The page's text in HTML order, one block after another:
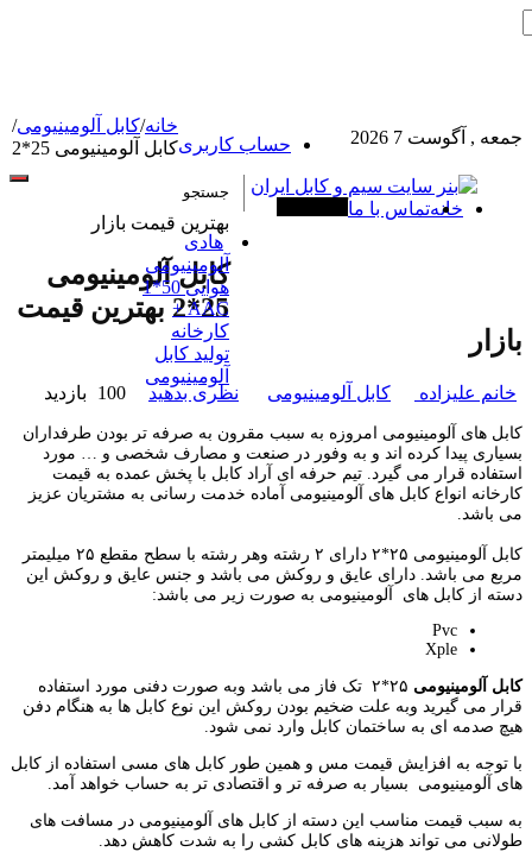
جمعه , آگوست 7 2026 حساب کاربری
خانهتماس با ما
هادی
آلومینیومی
هوایی 50*1
AAC +
کارخانه
تولید کابل
آلومینیومی
خانه/کابل آلومینیومی/
کابل آلومینیومی 25*2
بهترین قیمت بازار
کابل آلومینیومی
25*2 بهترین قیمت
بازار
خانم علیزاده کابل آلومینیومی نظری بدهید 100 بازدید
کابل های آلومینیومی امروزه به سبب مقرون به صرفه تر بودن طرفداران
بسیاری پیدا کرده اند و به وفور در صنعت و مصارف شخصی و … مورد
استفاده قرار می گیرد. تیم حرفه ای آراد کابل با پخش عمده به قیمت
کارخانه انواع کابل های آلومینیومی آماده خدمت رسانی به مشتریان عزیز
می باشد.
کابل آلومینیومی ۲۵*۲ دارای ۲ رشته وهر رشته با سطح مقطع ۲۵ میلیمتر
مربع می باشد. دارای عایق و روکش می باشد و جنس عایق و روکش این
دسته از کابل های آلومینیومی به صورت زیر می باشد:
Pvc
Xple
کابل آلومینیومی
۲۵*۲ تک فاز می باشد وبه صورت دفنی مورد استفاده
قرار می گیرید وبه علت ضخیم بودن روکش این نوع کابل ها به هنگام دفن
هیچ صدمه ای به ساختمان کابل وارد نمی شود.
با توجه به افزایش قیمت مس و همین طور کابل های مسی استفاده از کابل
های آلومینیومی بسیار به صرفه تر و اقتصادی تر به حساب خواهد آمد.
به سبب قیمت مناسب این دسته از کابل های آلومینیومی در مسافت های
طولانی می تواند هزینه های کابل کشی را به شدت کاهش دهد.